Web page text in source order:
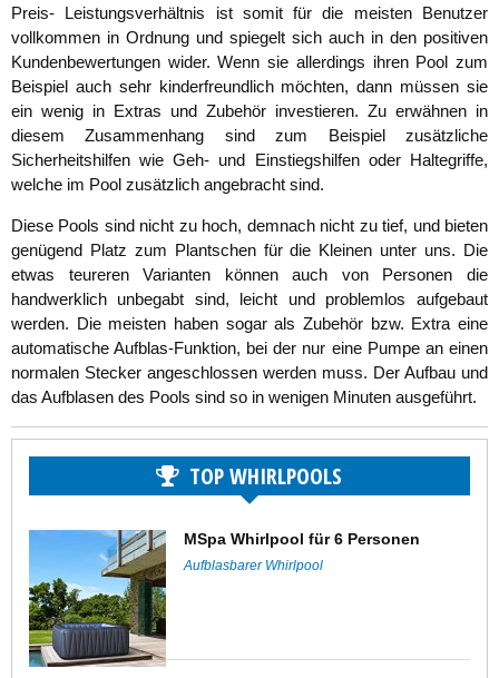
Preis- Leistungsverhältnis ist somit für die meisten Benutzer
vollkommen in Ordnung und spiegelt sich auch in den positiven
Kundenbewertungen wider. Wenn sie allerdings ihren Pool zum
Beispiel auch sehr kinderfreundlich möchten, dann müssen sie
ein wenig in Extras und Zubehör investieren. Zu erwähnen in
diesem Zusammenhang sind zum Beispiel zusätzliche
Sicherheitshilfen wie Geh- und Einstiegshilfen oder Haltegriffe,
welche im Pool zusätzlich angebracht sind.
Diese Pools sind nicht zu hoch, demnach nicht zu tief, und bieten
genügend Platz zum Plantschen für die Kleinen unter uns. Die
etwas teureren Varianten können auch von Personen die
handwerklich unbegabt sind, leicht und problemlos aufgebaut
werden. Die meisten haben sogar als Zubehör bzw. Extra eine
automatische Aufblas-Funktion, bei der nur eine Pumpe an einen
normalen Stecker angeschlossen werden muss. Der Aufbau und
das Aufblasen des Pools sind so in wenigen Minuten ausgeführt.
TOP WHIRLPOOLS
MSpa Whirlpool für 6 Personen
Aufblasbarer Whirlpool